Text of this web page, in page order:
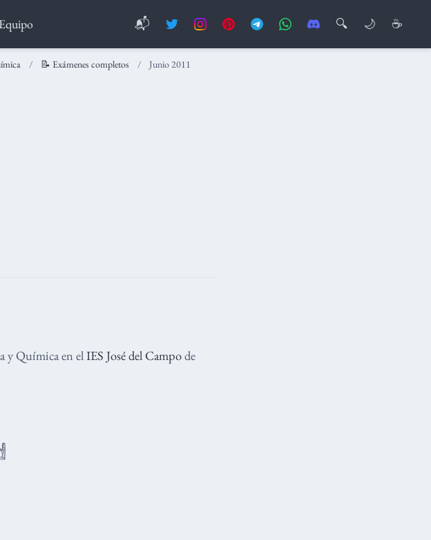
📬 🔍 🌙 ☕
📝 Exámenes completos Junio 2011
y Química en el IES José del Campode